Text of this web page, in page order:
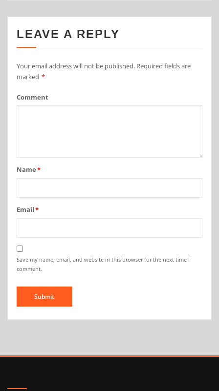
LEAVE A REPLY
Your email address will not be published. Required fields are
marked *
Comment
Name*
Email*
Save my name, email, and website in this browser for the next time I
comment.